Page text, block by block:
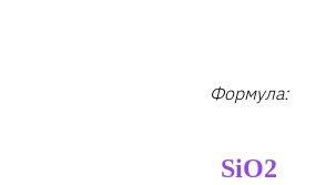
Формула:
SiO2